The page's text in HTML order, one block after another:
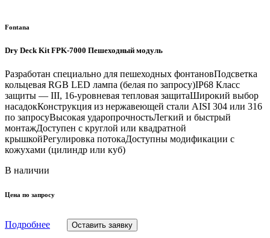
Fontana
Dry Deck Kit FPK-7000 Пешеходный модуль
Разработан специально для пешеходных фонтановПодсветка
кольцевая RGB LED лампа (белая по запросу)IP68 Класс
защиты — III, 16-уровневая тепловая защитаШирокий выбор
насадокКонструкция из нержавеющей стали AISI 304 или 316
по запросуВысокая ударопрочностьЛегкий и быстрый
монтажДоступен с круглой или квадратной
крышкойРегулировка потокаДоступны модификации с
кожухами (цилиндр или куб)
В наличии
Цена по запросу
Подробнее Оставить заявку